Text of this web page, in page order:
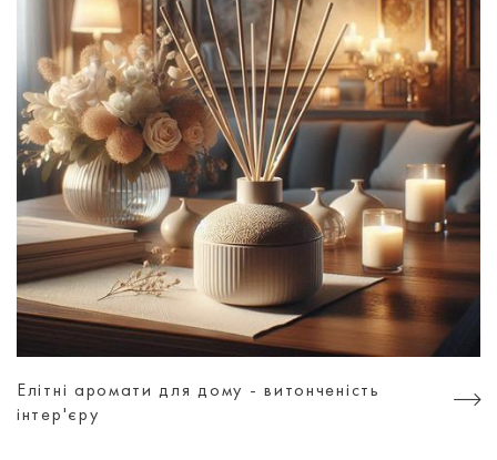
Елітні аромати для дому - витонченість
інтер'єру